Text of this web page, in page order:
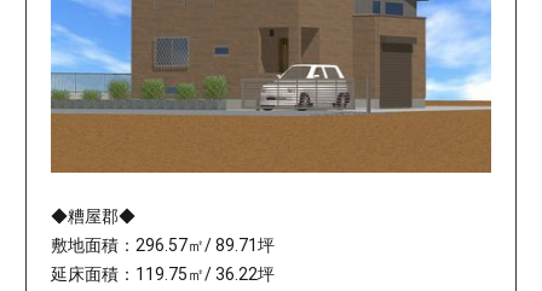
◆糟屋郡◆
敷地面積：296.57㎡/ 89.71坪
延床面積：119.75㎡/ 36.22坪